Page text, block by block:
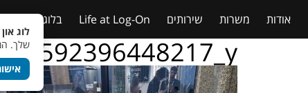
אודות משרות שירותים Life at Log-On בלוג
לוג
שלך.